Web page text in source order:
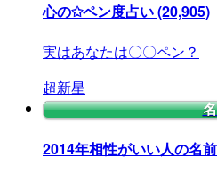
心の✩ペン度占い(20,905)
実はあなたは〇〇ペン？
超新星
2014年相性がいい人の名